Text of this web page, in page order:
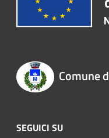
Comune
SEGUICI SU